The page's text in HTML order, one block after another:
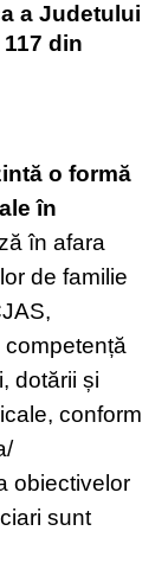
a Judetului
117 din
o formă
în
în afara
de familie
dotării și
conform
obiectivelor
sunt